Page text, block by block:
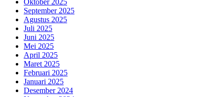
September 2025
Agustus 2025
Juli 2025
Juni 2025
Mei 2025
April 2025
Maret 2025
Februari 2025
Januari 2025
Desember 2024